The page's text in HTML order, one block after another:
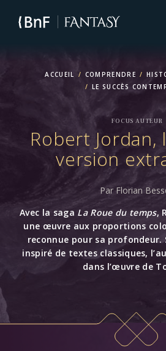
contenu
ACCUEIL COMPRENDRE
LE SUCCÈS
FOCUS AUTEUR
Robert Jordan,
version
Par Florian
Avec la saga La Roue du temps,
une œuvre aux proportions
reconnue pour sa profondeur.
inspiré de textes classiques,
dans l’œuvre de